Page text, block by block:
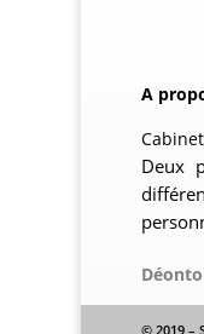
A
Deux
© 2019 –